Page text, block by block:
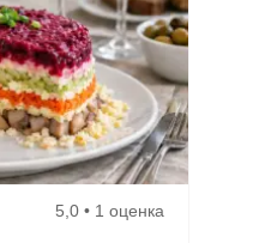
5,0 • 1 оценка